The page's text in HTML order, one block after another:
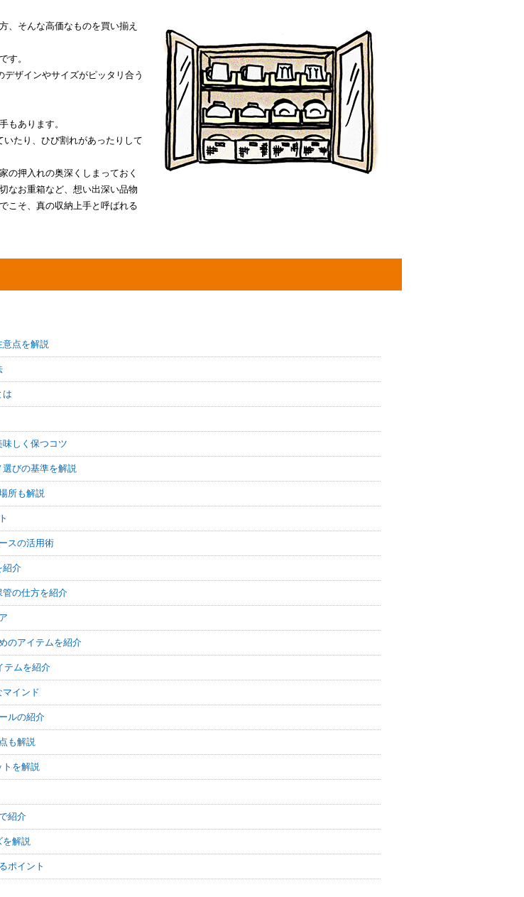
、そんな高価なものを買い揃え
す。
ザインやサイズがピッタリ合う
もあります。
たり、ひび割れがあったりして
の押入れの奥深くしまっておく
なお重箱など、想い出深い品物
こそ、真の収納上手と呼ばれる
意点を解説
は
しく保つコツ
選びの基準を解説
所も解説
スの活用術
紹介
の仕方を紹介
のアイテムを紹介
テムを紹介
インド
ルの紹介
も解説
トを解説
紹介
を解説
ポイント